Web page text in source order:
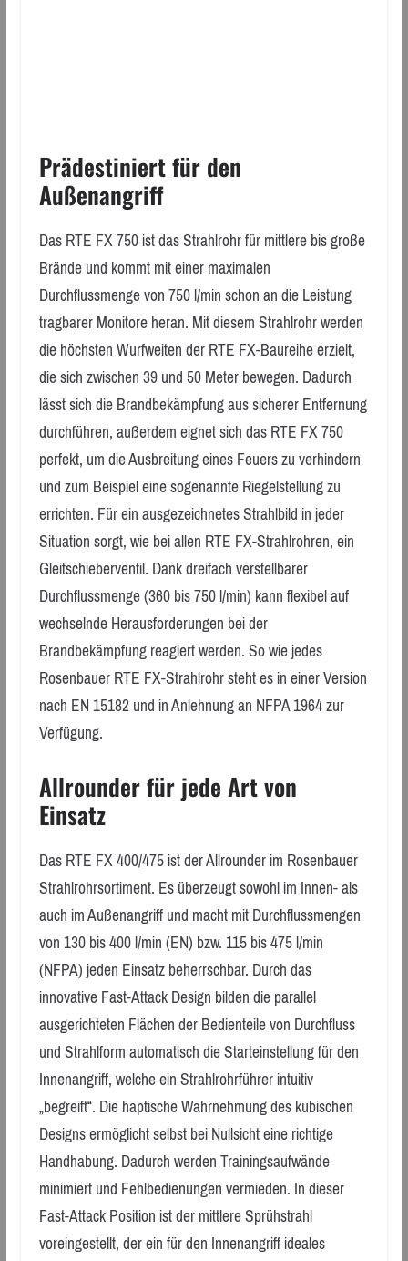
Prädestiniert für den
Außenangriff
Das RTE FX 750 ist das Strahlrohr für mittlere bis große
Brände und kommt mit einer maximalen
Durchflussmenge von 750 l/min schon an die Leistung
tragbarer Monitore heran. Mit diesem Strahlrohr werden
die höchsten Wurfweiten der RTE FX-Baureihe erzielt,
die sich zwischen 39 und 50 Meter bewegen. Dadurch
lässt sich die Brandbekämpfung aus sicherer Entfernung
durchführen, außerdem eignet sich das RTE FX 750
perfekt, um die Ausbreitung eines Feuers zu verhindern
und zum Beispiel eine sogenannte Riegelstellung zu
errichten. Für ein ausgezeichnetes Strahlbild in jeder
Situation sorgt, wie bei allen RTE FX-Strahlrohren, ein
Gleitschieberventil. Dank dreifach verstellbarer
Durchflussmenge (360 bis 750 l/min) kann flexibel auf
wechselnde Herausforderungen bei der
Brandbekämpfung reagiert werden. So wie jedes
Rosenbauer RTE FX-Strahlrohr steht es in einer Version
nach EN 15182 und in Anlehnung an NFPA 1964 zur
Verfügung.
Allrounder für jede Art von
Einsatz
Das RTE FX 400/475 ist der Allrounder im Rosenbauer
Strahlrohrsortiment. Es überzeugt sowohl im Innen- als
auch im Außenangriff und macht mit Durchflussmengen
von 130 bis 400 l/min (EN) bzw. 115 bis 475 l/min
(NFPA) jeden Einsatz beherrschbar. Durch das
innovative Fast-Attack Design bilden die parallel
ausgerichteten Flächen der Bedienteile von Durchfluss
und Strahlform automatisch die Starteinstellung für den
Innenangriff, welche ein Strahlrohrführer intuitiv
„begreift“. Die haptische Wahrnehmung des kubischen
Designs ermöglicht selbst bei Nullsicht eine richtige
Handhabung. Dadurch werden Trainingsaufwände
minimiert und Fehlbedienungen vermieden. In dieser
Fast-Attack Position ist der mittlere Sprühstrahl
voreingestellt, der ein für den Innenangriff ideales